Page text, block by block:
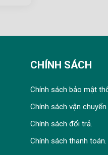
CHÍNH SÁCH
Chính sách bảo mật
Chính sách vận
Chính sách đổi trả.
Chính sách thanh toán.